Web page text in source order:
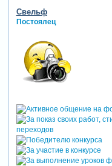
Свельф
Постоялец